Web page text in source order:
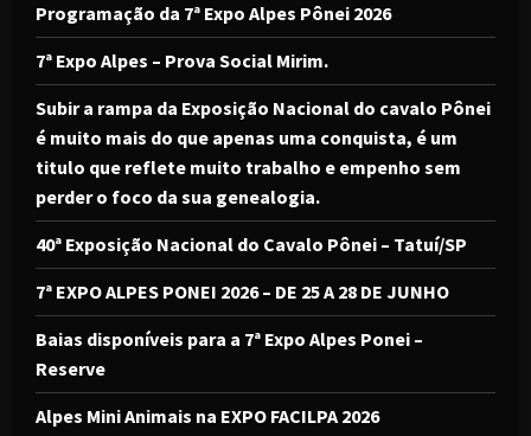
Programação da 7ª Expo Alpes Pônei 2026
7ª Expo Alpes – Prova Social Mirim.
Subir a rampa da Exposição Nacional do cavalo Pônei
é muito mais do que apenas uma conquista, é um
titulo que reflete muito trabalho e empenho sem
perder o foco da sua genealogia.
40ª Exposição Nacional do Cavalo Pônei – Tatuí/SP
7ª EXPO ALPES PONEI 2026 – DE 25 A 28 DE JUNHO
Baias disponíveis para a 7ª Expo Alpes Ponei –
Reserve
Alpes Mini Animais na EXPO FACILPA 2026